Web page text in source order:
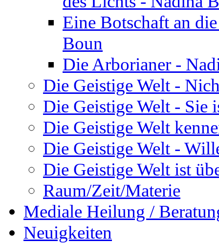
Eine Botschaft an
Boun
Die Arborianer -
Die Geistige Welt -
Die Geistige Welt - Sie
Die Geistige Welt
Die Geistige Welt -
Die Geistige Welt ist
Raum/Zeit/Materie
Mediale Heilung /
Neuigkeiten